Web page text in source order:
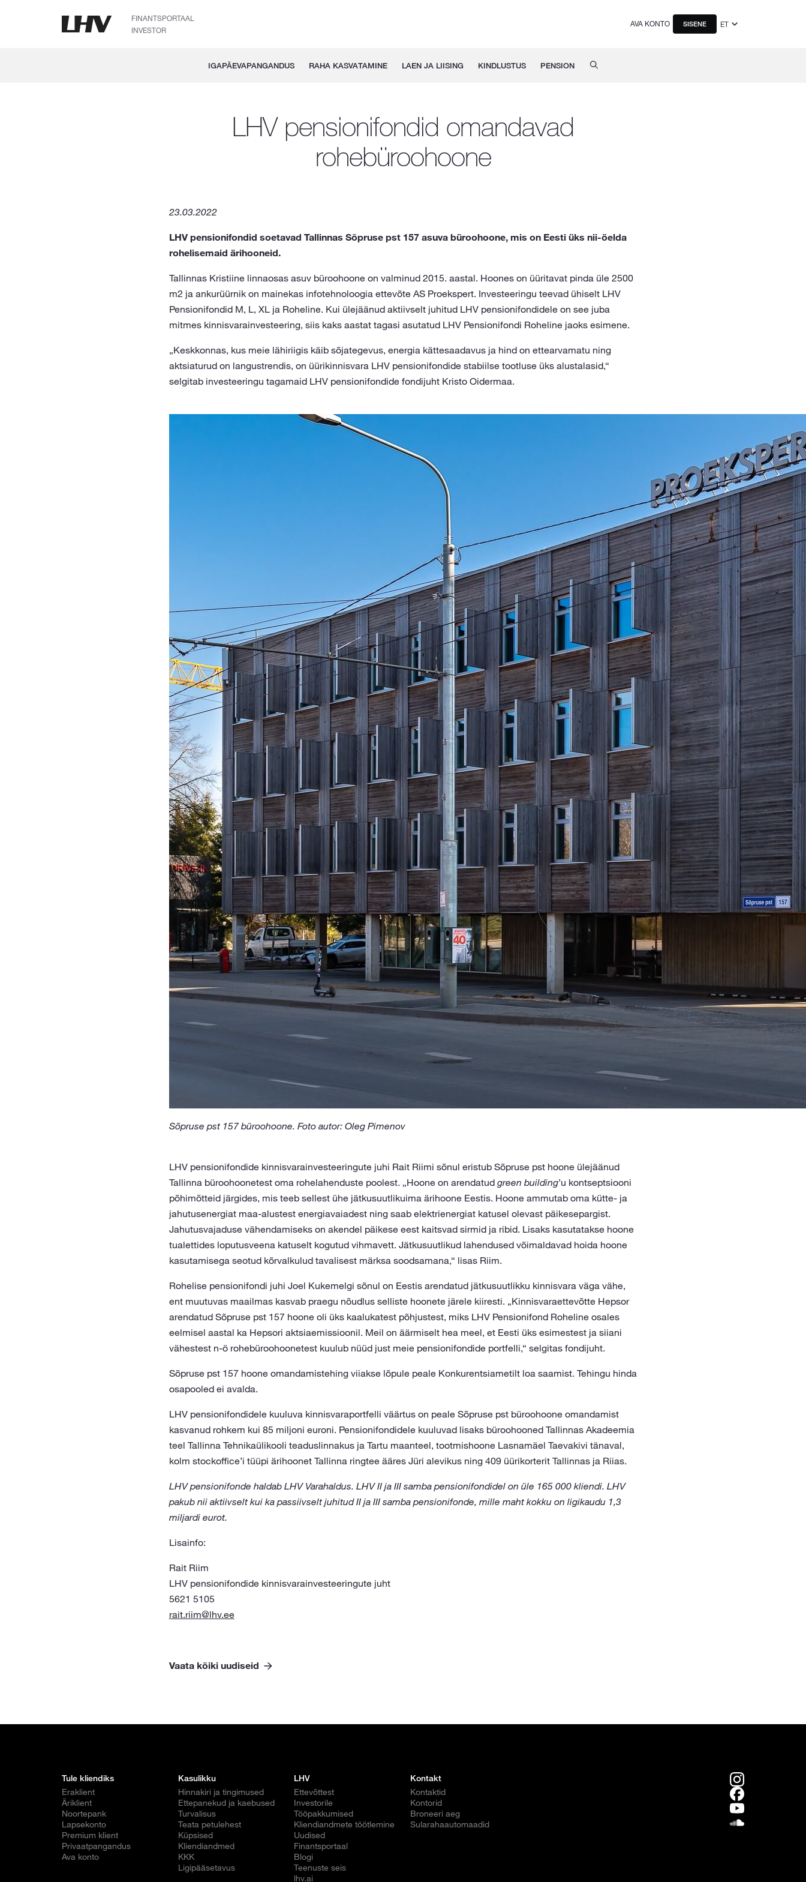
FINANTSPORTAAL
INVESTOR
AVA KONTO SISENE ET
IGAPÄEVAPANGANDUS RAHA KASVATAMINE LAEN JA LIISING KINDLUSTUS PENSION
LHV pensionifondid omandavad
rohebüroohoone
23.03.2022
LHV pensionifondid soetavad Tallinnas Sõpruse pst 157 asuva büroohoone, mis on Eesti üks nii-öelda
rohelisemaid ärihooneid.
Tallinnas Kristiine linnaosas asuv büroohoone on valminud 2015. aastal. Hoones on üüritavat pinda üle 2500
m2 ja ankurüürnik on mainekas infotehnoloogia ettevõte AS Proekspert. Investeeringu teevad ühiselt LHV
Pensionifondid M, L, XL ja Roheline. Kui ülejäänud aktiivselt juhitud LHV pensionifondidele on see juba
mitmes kinnisvarainvesteering, siis kaks aastat tagasi asutatud LHV Pensionifondi Roheline jaoks esimene.
„Keskkonnas, kus meie lähiriigis käib sõjategevus, energia kättesaadavus ja hind on ettearvamatu ning
aktsiaturud on langustrendis, on üürikinnisvara LHV pensionifondide stabiilse tootluse üks alustalasid,“
selgitab investeeringu tagamaid LHV pensionifondide fondijuht Kristo Oidermaa.
Sõpruse pst 157 büroohoone. Foto autor: Oleg Pimenov
LHV pensionifondide kinnisvarainvesteeringute juhi Rait Riimi sõnul eristub Sõpruse pst hoone ülejäänud
Tallinna büroohoonetest oma rohelahenduste poolest. „Hoone on arendatud green building’u kontseptsiooni
põhimõtteid järgides, mis teeb sellest ühe jätkusuutlikuima ärihoone Eestis. Hoone ammutab oma kütte- ja
jahutusenergiat maa-alustest energiavaiadest ning saab elektrienergiat katusel olevast päikesepargist.
Jahutusvajaduse vähendamiseks on akendel päikese eest kaitsvad sirmid ja ribid. Lisaks kasutatakse hoone
tualettides loputusveena katuselt kogutud vihmavett. Jätkusuutlikud lahendused võimaldavad hoida hoone
kasutamisega seotud kõrvalkulud tavalisest märksa soodsamana,“ lisas Riim.
Rohelise pensionifondi juhi Joel Kukemelgi sõnul on Eestis arendatud jätkusuutlikku kinnisvara väga vähe,
ent muutuvas maailmas kasvab praegu nõudlus selliste hoonete järele kiiresti. „Kinnisvaraettevõtte Hepsor
arendatud Sõpruse pst 157 hoone oli üks kaalukatest põhjustest, miks LHV Pensionifond Roheline osales
eelmisel aastal ka Hepsori aktsiaemissioonil. Meil on äärmiselt hea meel, et Eesti üks esimestest ja siiani
vähestest n-ö rohebüroohoonetest kuulub nüüd just meie pensionifondide portfelli,“ selgitas fondijuht.
Sõpruse pst 157 hoone omandamistehing viiakse lõpule peale Konkurentsiametilt loa saamist. Tehingu hinda
osapooled ei avalda.
LHV pensionifondidele kuuluva kinnisvaraportfelli väärtus on peale Sõpruse pst büroohoone omandamist
kasvanud rohkem kui 85 miljoni euroni. Pensionifondidele kuuluvad lisaks büroohooned Tallinnas Akadeemia
teel Tallinna Tehnikaülikooli teaduslinnakus ja Tartu maanteel, tootmishoone Lasnamäel Taevakivi tänaval,
kolm stockoffice’i tüüpi ärihoonet Tallinna ringtee ääres Jüri alevikus ning 409 üürikorterit Tallinnas ja Riias.
LHV pensionifonde haldab LHV Varahaldus. LHV II ja III samba pensionifondidel on üle 165 000 kliendi. LHV
pakub nii aktiivselt kui ka passiivselt juhitud II ja III samba pensionifonde, mille maht kokku on ligikaudu 1,3
miljardi eurot.
Lisainfo:
Rait Riim
LHV pensionifondide kinnisvarainvesteeringute juht
5621 5105
rait.riim@lhv.ee
Vaata kõiki uudiseid
Tule kliendiks
Eraklient
Äriklient
Noortepank
Lapsekonto
Premium klient
Privaatpangandus
Ava konto
Kasulikku
Hinnakiri ja tingimused
Ettepanekud ja kaebused
Turvalisus
Teata petulehest
Küpsised
Kliendiandmed
KKK
Ligipääsetavus
LHV
Ettevõttest
Investorile
Tööpakkumised
Kliendiandmete töötlemine
Uudised
Finantsportaal
Blogi
Teenuste seis
lhv.ai
Kontakt
Kontaktid
Kontorid
Broneeri aeg
Sularahaautomaadid